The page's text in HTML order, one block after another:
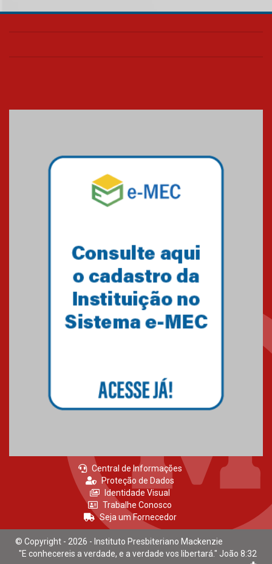
das novas tecnologias em
04.08.2026
Como o Colégio Mackenzie
Brasília prepara seus
Como os pais podem investir
na educação dos filhos além da
escola
docentes para debater
inovação e desafios da
educação superior
04.08.2026
Central de Informações
Proteção de Dados
Identidade Visual
Trabalhe Conosco
Seja um Fornecedor
© Copyright - 2026 - Instituto Presbiteriano Mackenzie
"E conhecereis a verdade, e a verdade vos libertará." João 8:32